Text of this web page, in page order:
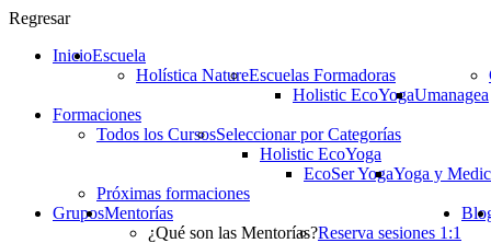
Regresar
InicioEscuela
Holística NatureEscuelas Formadoras
Holistic EcoYogaUmanagea
Formaciones
Todos los CursosSeleccionar por Categorías
Holistic EcoYoga
EcoSer YogaYoga y
Próximas formaciones
GruposMentorías
¿Qué son las Mentorías?Reserva sesiones 1:1